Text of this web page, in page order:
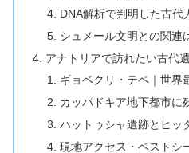
DNA解析で判明した古代
シュメール文明との関連
アナトリアで訪れたい古代
ギョベクリ・テペ｜世界
カッパドキア地下都市に
ハットゥシャ遺跡とヒッ
現地アクセス・ベストシ